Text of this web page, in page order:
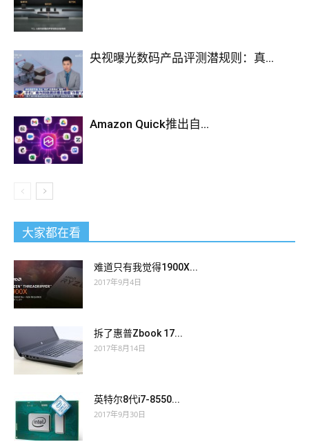
央视曝光数码产品评测潜规则：真...
Amazon Quick推出自...
大家都在看
难道只有我觉得1900X...
2017年9月4日
拆了惠普Zbook 17...
2017年8月14日
英特尔8代i7-8550...
2017年9月30日